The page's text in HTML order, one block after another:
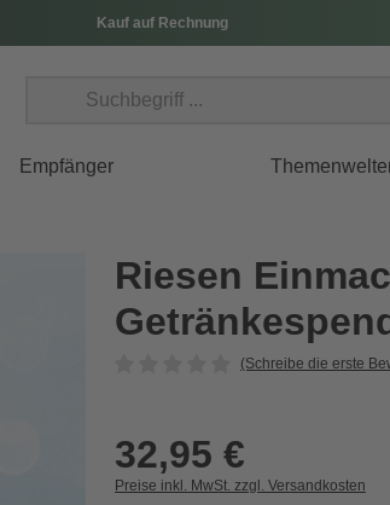
Kauf auf Rechnung
Empfänger
Riesen
(Schreibe die erste
32,95 €
Preise inkl. MwSt. zzgl. Versandkosten